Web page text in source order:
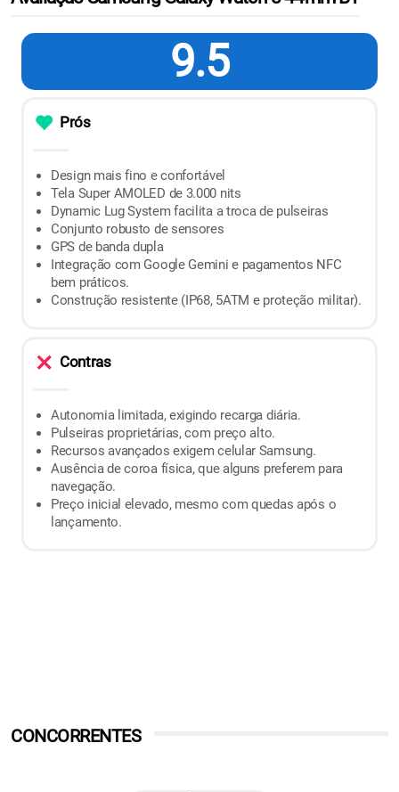
9.5
Prós
Design mais fino e confortável
Tela Super AMOLED de 3.000 nits
Dynamic Lug System facilita a troca de pulseiras
Conjunto robusto de sensores
GPS de banda dupla
Integração com Google Gemini e pagamentos NFC
bem práticos.
Construção resistente (IP68, 5ATM e proteção militar).
Contras
Autonomia limitada, exigindo recarga diária.
Pulseiras proprietárias, com preço alto.
Recursos avançados exigem celular Samsung.
Ausência de coroa física, que alguns preferem para
navegação.
Preço inicial elevado, mesmo com quedas após o
lançamento.
CONCORRENTES